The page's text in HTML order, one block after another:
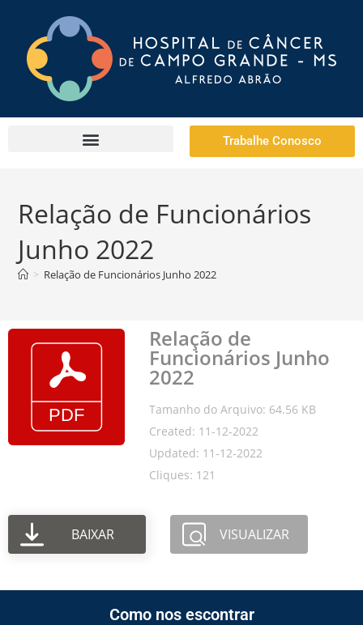
Trabalhe Conosco
Relação de Funcionários
Junho 2022
> Relação de Funcionários Junho 2022
Relação de
Funcionários Junho
2022
Tamanho do Arquivo: 64.56 KB
Created: 11-12-2022
Updated: 11-12-2022
Cliques: 121
BAIXAR VISUALIZAR
Como nos escontrar